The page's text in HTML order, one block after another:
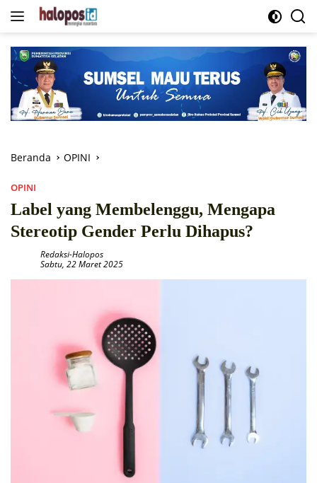
Langsung
Beranda OPINI
OPINI
Label yang Membelenggu, Mengapa
Stereotip Gender Perlu Dihapus?
Redaksi-Halopos
Sabtu, 22 Maret 2025